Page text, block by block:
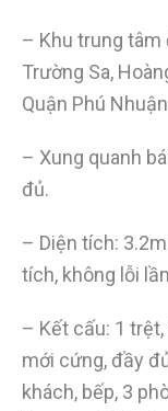
– Khu trung tâm
Trường Sa,
Quận Phú
– Xung quanh
đủ.
– Diện tích:
tích, không lỗi
– Kết cấu: 1
mới cứng, đầy
khách, bếp, 3